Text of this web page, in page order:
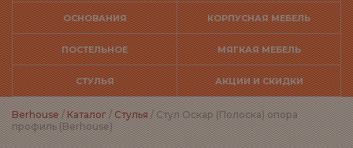
ОСНОВАНИЯ КОРПУСНАЯ МЕБЕЛЬ
ПОСТЕЛЬНОЕ МЯГКАЯ МЕБЕЛЬ
СТУЛЬЯ АКЦИИ И СКИДКИ
Berhouse/Каталог/Стулья/ Стул Оскар (Полоска) опора
профиль (Berhouse)